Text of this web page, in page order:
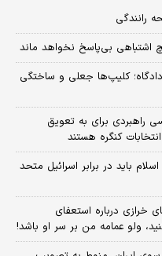
رانندگی
اشتباهی بی‌پاسخ نخواهد ماند
کلیپ‌ها جعلی و ساختگی
راهبردی برای به تعویق
کنگره هستند
باید در برابر اسرائیل متحد
خرازی درباره استعفای
ولو عمامه من بر سر او باشد!